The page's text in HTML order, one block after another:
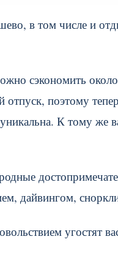
в том числе и
сэкономить
поэтому
К тому же
дайвингом,
угостят